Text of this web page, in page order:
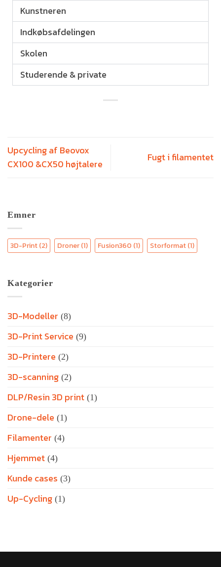
Kunstneren
Indkøbsafdelingen
Skolen
Studerende & private
Upcycling af Beovox
CX100 &CX50 højtalere
Fugt i filamentet
Emner
3D-Print(2) Droner(1) Fusion360 (1) Storformat(1)
Kategorier
3D-Modeller (8)
3D-Print Service (9)
3D-Printere (2)
3D-scanning (2)
DLP/Resin 3D print (1)
Drone-dele (1)
Filamenter (4)
Hjemmet (4)
Kunde cases (3)
Up-Cycling (1)